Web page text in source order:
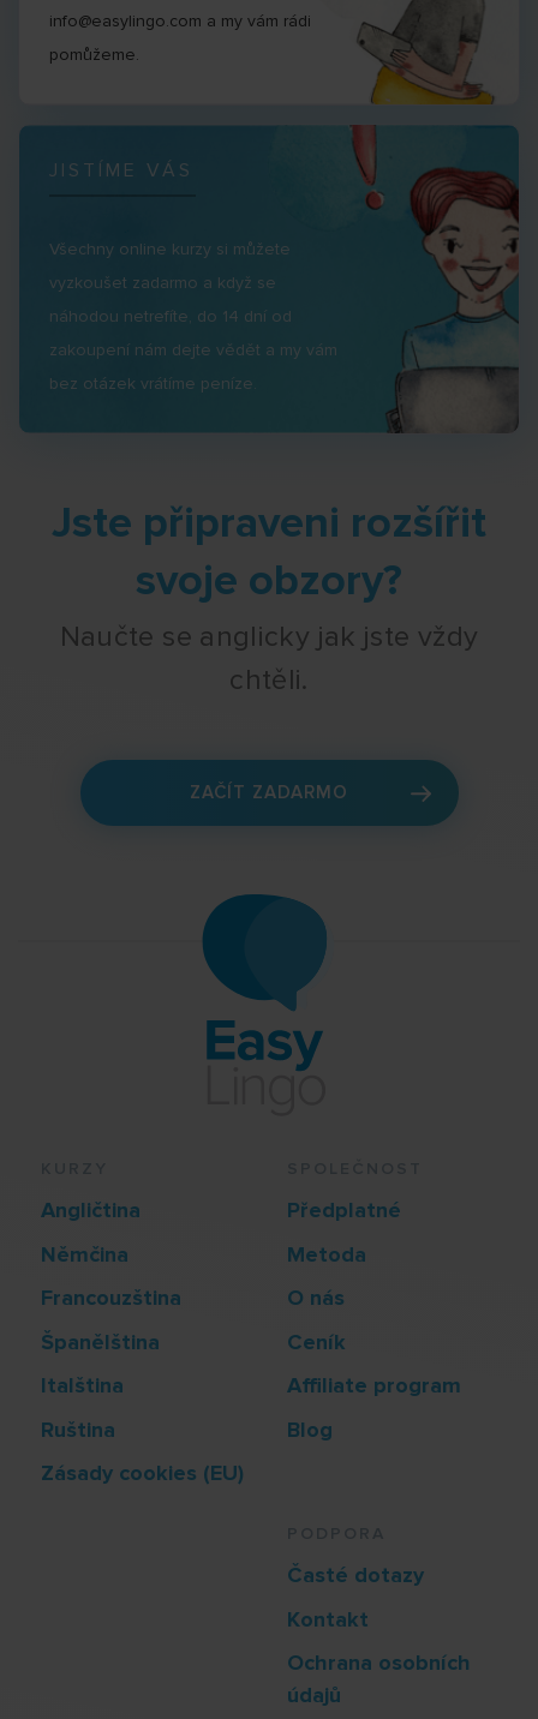
JISTÍME VÁS
Všechny online kurzy si můžete
vyzkoušet zadarmo a když se
náhodou netrefíte, do 14 dní od
zakoupení nám dejte vědět a my vám
bez otázek vrátíme peníze.
info@easylingo.com a my vám rádi
pomůžeme.
Jste připraveni rozšířit
svoje obzory?
Naučte se anglicky jak jste vždy
chtěli.
ZAČÍT ZADARMO
Angličtina
Němčina
Francouzština
Španělština
Italština
Ruština
Zásady cookies (EU)
Předplatné
Metoda
O nás
Ceník
Affiliate program
Blog
Časté dotazy
Kontakt
Ochrana osobních
údajů